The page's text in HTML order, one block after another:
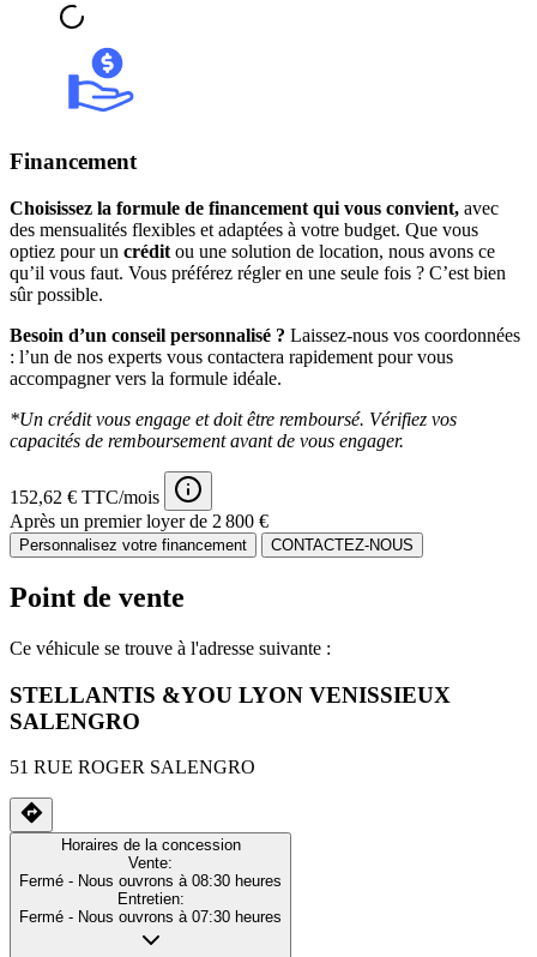
Financement
Choisissez la formule de financement qui vous convient, avec
des mensualités flexibles et adaptées à votre budget. Que vous
optiez pour un crédit ou une solution de location, nous avons ce
qu’il vous faut. Vous préférez régler en une seule fois ? C’est bien
sûr possible.
Besoin d’un conseil personnalisé ? Laissez-nous vos coordonnées
: l’un de nos experts vous contactera rapidement pour vous
accompagner vers la formule idéale.
*Un crédit vous engage et doit être remboursé. Vérifiez vos
capacités de remboursement avant de vous engager.
152,62 € TTC/mois
Après un premier loyer de 2 800 €
Personnalisez votre financement CONTACTEZ-NOUS
Point de vente
Ce véhicule se trouve à l'adresse suivante :
STELLANTIS &YOU LYON VENISSIEUX
SALENGRO
51 RUE ROGER SALENGRO
Horaires de la concession
Vente:
Fermé - Nous ouvrons à 08:30 heures
Entretien:
Fermé - Nous ouvrons à 07:30 heures